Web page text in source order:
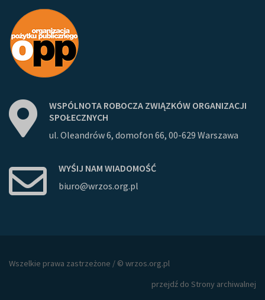
WSPÓLNOTA ROBOCZA ZWIĄZKÓW ORGANIZACJI
SPOŁECZNYCH
ul. Oleandrów 6, domofon 66, 00-629 Warszawa
WYŚIJ NAM WIADOMOŚĆ
biuro@wrzos.org.pl
Wszelkie prawa zastrzeżone / © wrzos.org.pl
przejdź do Strony archiwalnej